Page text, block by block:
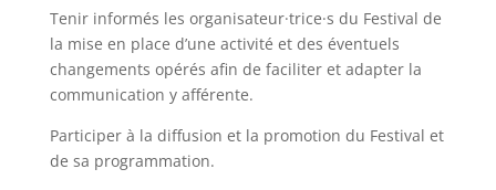
Tenir informés les organisateur·trice·s du Festival de
la mise en place d’une activité et des éventuels
changements opérés afin de faciliter et adapter la
communication y afférente.
Participer à la diffusion et la promotion du Festival et
de sa programmation.